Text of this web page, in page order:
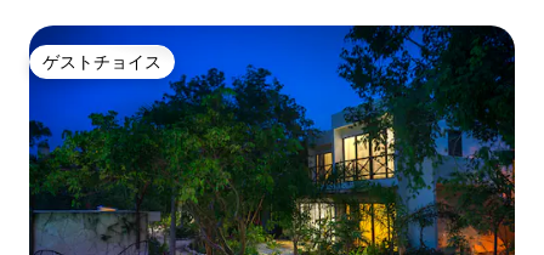
ゲストチョイス
ゲストチョイス